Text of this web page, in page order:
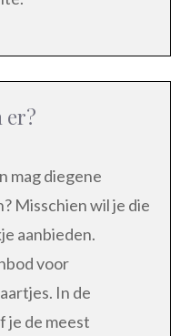
er?
mag diegene
Misschien wil je die
aanbieden.
voor
In de
je de meest